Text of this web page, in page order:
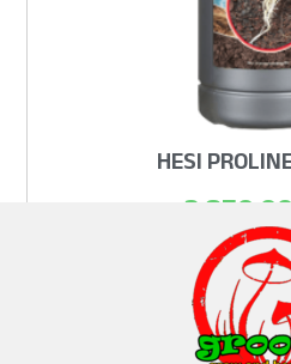
HESI
3.850,00
ADD TO